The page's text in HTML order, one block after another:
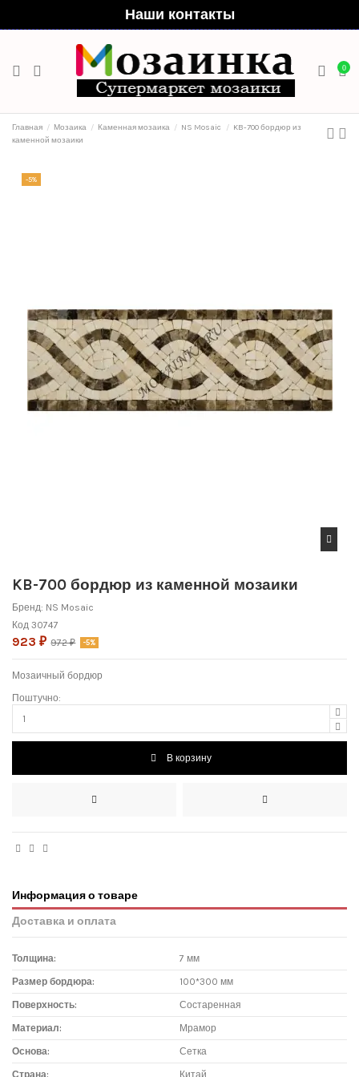
Наши контакты
0
Главная Мозаика Каменная мозаика NS Mosaic
KB-700 бордюр из
каменной мозаики
-5%
KB-700 бордюр из каменной мозаики
Бренд: NS Mosaic
Код 30747
923 ₽ 972 ₽ -5%
Мозаичный бордюр
Поштучно:
В корзину
Информация о товаре
Доставка и оплата
Толщина: 7 мм
Размер бордюра: 100*300 мм
Поверхность: Состаренная
Материал: Мрамор
Основа: Сетка